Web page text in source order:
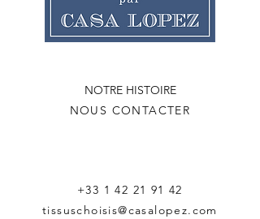
NOTRE HISTOIRE
NOUS CONTACTER
+33 1 42 21 91 42
tissuschoisis@casalopez.com